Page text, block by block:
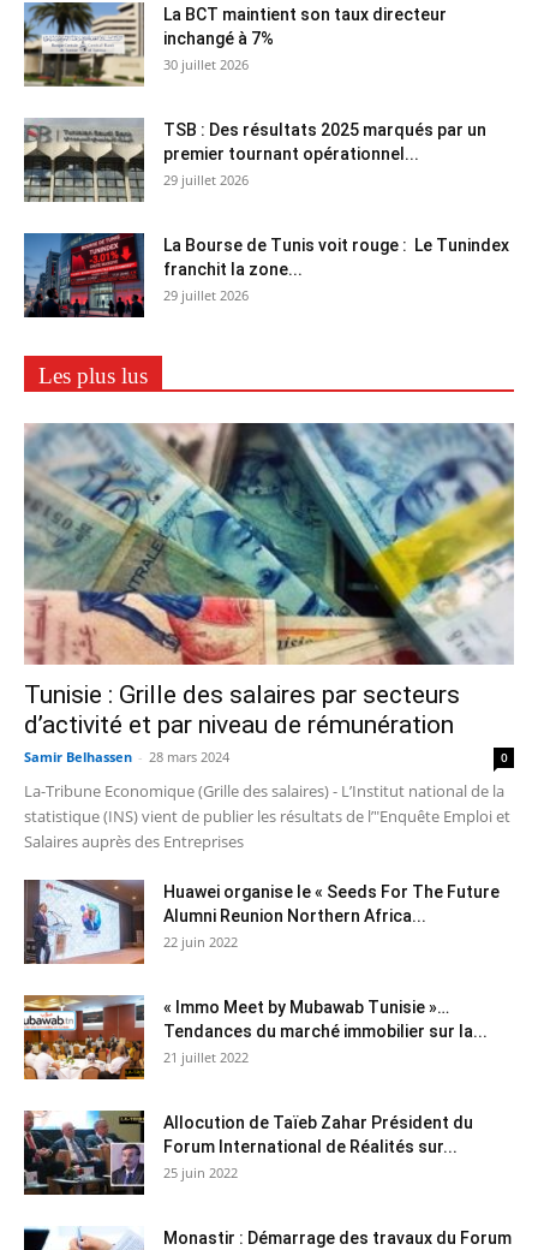
La BCT maintient son taux directeur
inchangé à 7%
30 juillet 2026
TSB : Des résultats 2025 marqués par un
premier tournant opérationnel...
29 juillet 2026
La Bourse de Tunis voit rouge : Le Tunindex
franchit la zone...
29 juillet 2026
Les plus lus
Tunisie : Grille des salaires par secteurs
d’activité et par niveau de rémunération
Samir Belhassen - 28 mars 2024 0
La-Tribune Economique (Grille des salaires) - L’Institut national de la
statistique (INS) vient de publier les résultats de l’"Enquête Emploi et
Salaires auprès des Entreprises
Huawei organise le « Seeds For The Future
Alumni Reunion Northern Africa...
22 juin 2022
« Immo Meet by Mubawab Tunisie »…
Tendances du marché immobilier sur la...
21 juillet 2022
Allocution de Taïeb Zahar Président du
Forum International de Réalités sur...
25 juin 2022
Monastir : Démarrage des travaux du Forum